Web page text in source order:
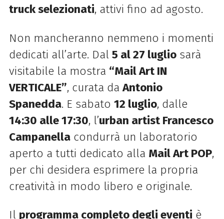
truck selezionati, attivi fino ad agosto.
Non mancheranno nemmeno i momenti
dedicati all’arte. Dal 5 al 27 lugliosarà
visitabile la mostra “Mail Art IN
VERTICALE”, curata daAntonio
Spanedda. E sabato 12 luglio, dalle
14:30 alle 17:30, l’urban artist Francesco
Campanellacondurrà un laboratorio
aperto a tutti dedicato alla Mail Art POP,
per chi desidera esprimere la propria
creatività in modo libero e originale.
Il programma completo degli eventi è